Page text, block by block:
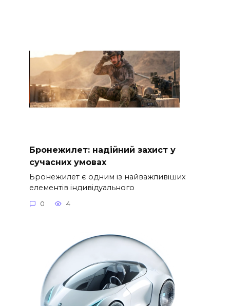
Бронежилет: надійний захист у
сучасних умовах
Бронежилет є одним із найважливіших
елементів індивідуального
0 4